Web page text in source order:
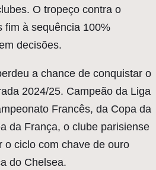
O tropeço contra o
fim à sequência 100%
decisões.
a chance de conquistar o
2024/25. Campeão da Liga
Francês, da Copa da
da França, o clube parisiense
o ciclo com chave de ouro
do Chelsea.